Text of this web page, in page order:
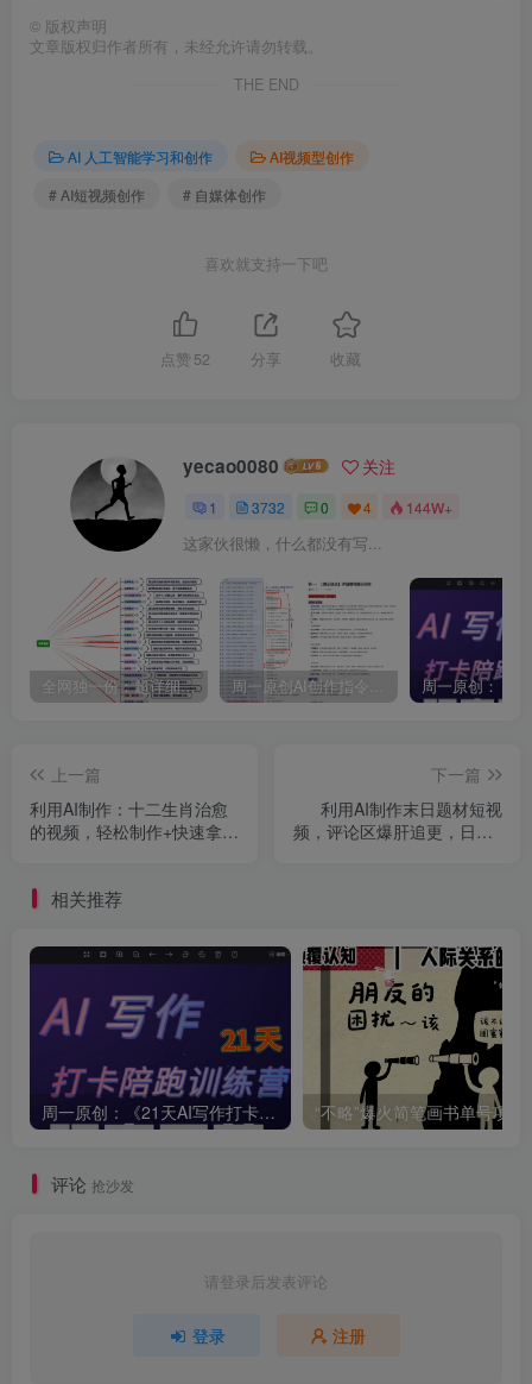
© 版权声明
文章版权归作者所有，未经允许请勿转载。
THE END
AI 人工智能学习和创作
AI视频型创作
# AI短视频创作
# 自媒体创作
喜欢就支持一下吧
点赞 52 分享 收藏
yecao0080 关注
1 3732 0 4 144W+
这家伙很懒，什么都没有写...
全网独一份：超详细的40+个自媒体赛道领域解析手册，让你的内容创作不再局限！ 周一原创AI创作指令词：30+个领域赛道的创作提示词集合
上一篇
利用AI制作：十二生肖治愈
的视频，轻松制作+快速拿到
下一篇
利用AI制作末日题材短视
频，评论区爆肝追更，日入4
相关推荐
周一原创：《21天AI写作打卡陪跑训练营》全部内容讲解！（网站会员免费学习…）
评论 抢沙发
请登录后发表评论
登录 注册